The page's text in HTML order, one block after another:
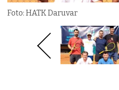
Foto: HATK Daruvar